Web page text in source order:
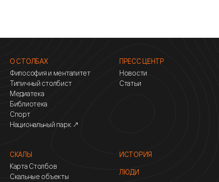
О СТОЛБАХ
Философия и менталитет
Типичный столбист
Медиатека
Библиотека
Спорт
Национальный парк ↗
ПРЕСС ЦЕНТР
Новости
Статьи
СКАЛЫ
Карта Столбов
Скальные объекты
ИСТОРИЯ
ЛЮДИ